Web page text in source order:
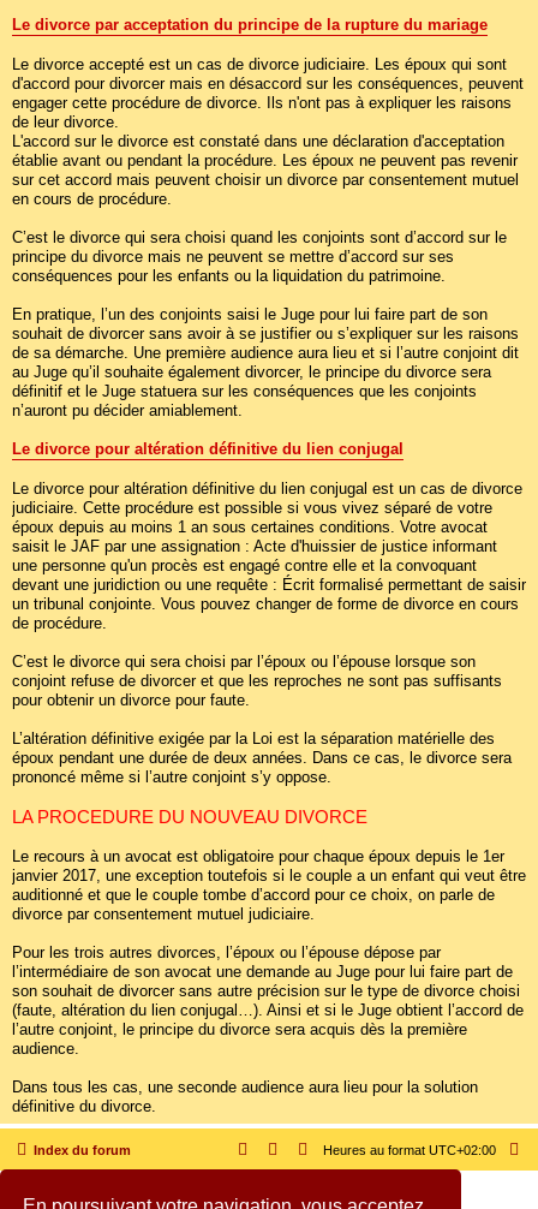
Le divorce par acceptation du principe de la rupture du mariage
Le divorce accepté est un cas de divorce judiciaire. Les époux qui sont
d'accord pour divorcer mais en désaccord sur les conséquences, peuvent
engager cette procédure de divorce. Ils n'ont pas à expliquer les raisons
de leur divorce.
L'accord sur le divorce est constaté dans une déclaration d'acceptation
établie avant ou pendant la procédure. Les époux ne peuvent pas revenir
sur cet accord mais peuvent choisir un divorce par consentement mutuel
en cours de procédure.
C’est le divorce qui sera choisi quand les conjoints sont d’accord sur le
principe du divorce mais ne peuvent se mettre d’accord sur ses
conséquences pour les enfants ou la liquidation du patrimoine.
En pratique, l’un des conjoints saisi le Juge pour lui faire part de son
souhait de divorcer sans avoir à se justifier ou s’expliquer sur les raisons
de sa démarche. Une première audience aura lieu et si l’autre conjoint dit
au Juge qu’il souhaite également divorcer, le principe du divorce sera
définitif et le Juge statuera sur les conséquences que les conjoints
n’auront pu décider amiablement.
Le divorce pour altération définitive du lien conjugal
Le divorce pour altération définitive du lien conjugal est un cas de divorce
judiciaire. Cette procédure est possible si vous vivez séparé de votre
époux depuis au moins 1 an sous certaines conditions. Votre avocat
saisit le JAF par une assignation : Acte d'huissier de justice informant
une personne qu'un procès est engagé contre elle et la convoquant
devant une juridiction ou une requête : Écrit formalisé permettant de saisir
un tribunal conjointe. Vous pouvez changer de forme de divorce en cours
de procédure.
C’est le divorce qui sera choisi par l’époux ou l’épouse lorsque son
conjoint refuse de divorcer et que les reproches ne sont pas suffisants
pour obtenir un divorce pour faute.
L’altération définitive exigée par la Loi est la séparation matérielle des
époux pendant une durée de deux années. Dans ce cas, le divorce sera
prononcé même si l’autre conjoint s’y oppose.
LA PROCEDURE DU NOUVEAU DIVORCE
Le recours à un avocat est obligatoire pour chaque époux depuis le 1er
janvier 2017, une exception toutefois si le couple a un enfant qui veut être
auditionné et que le couple tombe d’accord pour ce choix, on parle de
divorce par consentement mutuel judiciaire.
Pour les trois autres divorces, l’époux ou l’épouse dépose par
l’intermédiaire de son avocat une demande au Juge pour lui faire part de
son souhait de divorcer sans autre précision sur le type de divorce choisi
(faute, altération du lien conjugal…). Ainsi et si le Juge obtient l’accord de
l’autre conjoint, le principe du divorce sera acquis dès la première
audience.
Dans tous les cas, une seconde audience aura lieu pour la solution
définitive du divorce.
Index du forum Heures au format UTC+02:00